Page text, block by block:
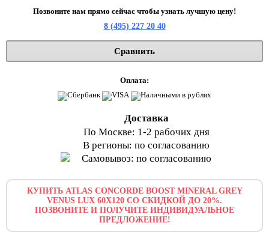
Позвоните нам прямо сейчас чтобы узнать лучшую цену!
8 (495) 227 20 40
Сравнить
Оплата:
Доставка
По Москве: 1-2 рабочих дня
В регионы: по согласованию
Самовывоз: по согласованию
КУПИТЬ ATLAS CONCORDE BOOST MINERAL GREY
VENUS LUX 60X120 СО СКИДКОЙ ДО 20%.
ПОЗВОНИТЕ И ПОЛУЧИТЕ ИНДИВИДУАЛЬНОЕ
ПРЕДЛОЖЕНИЕ!